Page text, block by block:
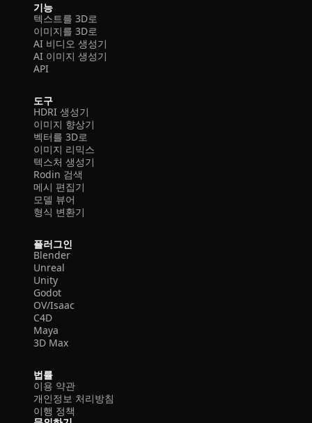
기능
텍스트를 3D로
이미지를 3D로
AI 비디오 생성기
AI 이미지 생성기
API
도구
HDRI 생성기
이미지 향상기
벡터를 3D로
이미지 리믹스
텍스처 생성기
Rodin 검색
메시 편집기
모델 뷰어
형식 변환기
플러그인
Blender
Unreal
Unity
Godot
OV/Isaac
C4D
Maya
3D Max
법률
이용 약관
개인정보 처리방침
이행 정책